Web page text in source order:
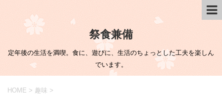
祭食兼備
定年後の生活を満喫。食に、遊びに、生活のちょっとした工夫を楽しん
でいます。
HOME > 趣味 >